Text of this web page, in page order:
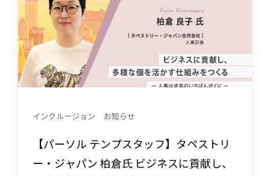
インクルージョン お知らせ
【パーソル テンプスタッフ】タペストリ
ー・ジャパン 柏倉氏 ビジネスに貢献し、